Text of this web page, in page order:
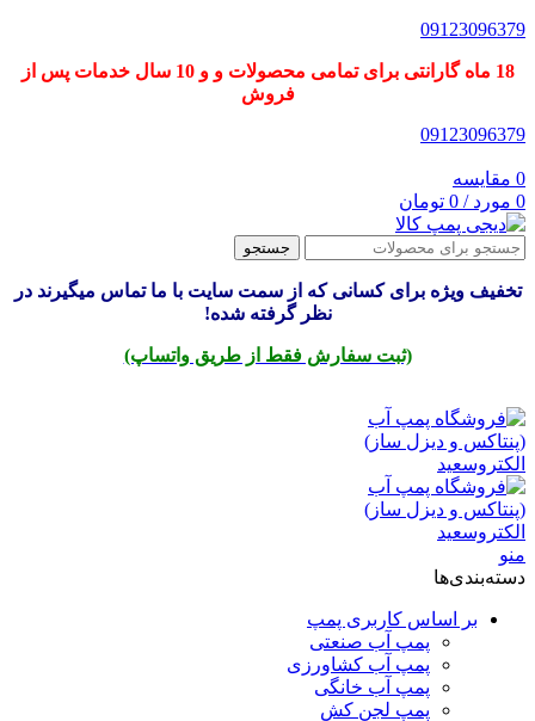
09123096379
18 ماه گارانتی برای تمامی محصولات و و 10 سال خدمات پس از
فروش
09123096379
0 مقایسه
0 مورد /
0 تومان
جستجو
تخفیف ویژه برای کسانی که از سمت سایت با ما تماس میگیرند در
نظر گرفته شده!
(ثبت سفارش فقط از طریق واتساپ)
منو
دسته‌بندی‌ها
بر اساس کاربری پمپ
پمپ آب صنعتی
پمپ آب کشاورزی
پمپ آب خانگی
پمپ لجن کش